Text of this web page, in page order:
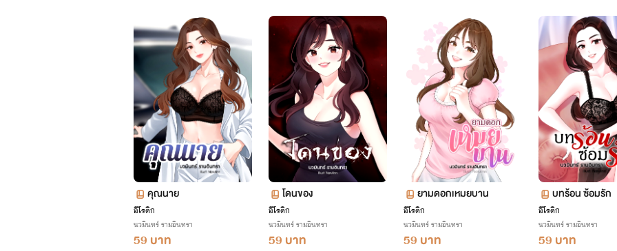
คุณนาย
อีโรติก
นวมินทร์ รามอินทรา
59 บาท
โดนของ
อีโรติก
นวมินทร์ รามอินทรา
59 บาท
ยามดอกเหมยบาน
อีโรติก
นวมินทร์ รามอินทรา
59 บาท
บทร้อน ซ้อมรัก
อีโรติก
นวมินทร์ รามอินทรา
59 บาท